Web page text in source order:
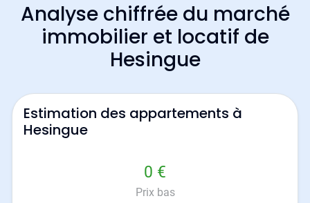
Analyse chiffrée du marché
immobilier et locatif de
Hesingue
Estimation des appartements à
Hesingue
0 €
Prix bas